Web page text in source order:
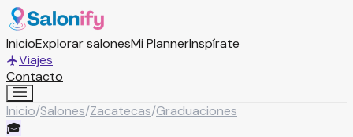
InicioExplorar salonesMi PlannerInspírate
Viajes
Contacto
Inicio/Salones/Zacatecas/Graduaciones
🎓